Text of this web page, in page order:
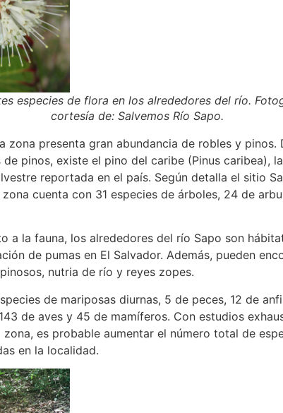
especies de flora en los alrededores del río.
cortesía de: Salvemos Río Sapo.
zona presenta gran abundancia de robles y pinos.
de pinos, existe el pino del caribe (Pinus caribea),
reportada en el país. Según detalla el sitio
zona cuenta con 31 especies de árboles, 24 de
a la fauna, los alrededores del río Sapo son
de pumas en El Salvador. Además, pueden
nutria de río y reyes zopes.
de mariposas diurnas, 5 de peces, 12 de
de aves y 45 de mamíferos. Con estudios
es probable aumentar el número total de
en la localidad.